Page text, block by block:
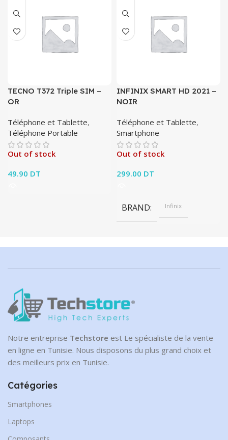
TECNO T372 Triple SIM –
OR
Téléphone et Tablette,
Téléphone Portable
Out of stock
49.90 DT
INFINIX SMART HD 2021 –
NOIR
Téléphone et Tablette,
Smartphone
Out of stock
299.00 DT
BRAND Infinix
Notre entreprise Techstore est Le spécialiste de la vente
en ligne en Tunisie. Nous disposons du plus grand choix et
des meilleurs prix en Tunisie.
Catégories
Smartphones
Laptops